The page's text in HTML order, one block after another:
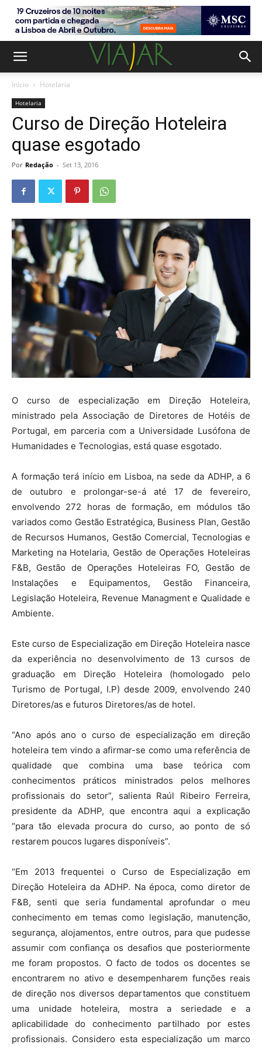
Início Hotelaria
Hotelaria
Curso de Direção Hoteleira
quase esgotado
Por Redação - Set 13, 2016
O curso de especialização em Direção Hoteleira,
ministrado pela Associação de Diretores de Hotéis de
Portugal, em parceria com a Universidade Lusófona de
Humanidades e Tecnologias, está quase esgotado.
A formação terá início em Lisboa, na sede da ADHP, a 6
de outubro e prolongar-se-á até 17 de fevereiro,
envolvendo 272 horas de formação, em módulos tão
variados como Gestão Estratégica, Business Plan, Gestão
de Recursos Humanos, Gestão Comercial, Tecnologias e
Marketing na Hotelaria, Gestão de Operações Hoteleiras
F&B, Gestão de Operações Hoteleiras FO, Gestão de
Instalações e Equipamentos, Gestão Financeira,
Legislação Hoteleira, Revenue Managment e Qualidade e
Ambiente.
Este curso de Especialização em Direção Hoteleira nasce
da experiência no desenvolvimento de 13 cursos de
graduação em Direção Hoteleira (homologado pelo
Turismo de Portugal, I.P) desde 2009, envolvendo 240
Diretores/as e futuros Diretores/as de hotel.
“Ano após ano o curso de especialização em direção
hoteleira tem vindo a afirmar-se como uma referência de
qualidade que combina uma base teórica com
conhecimentos práticos ministrados pelos melhores
profissionais do setor”, salienta Raúl Ribeiro Ferreira,
presidente da ADHP, que encontra aqui a explicação
“para tão elevada procura do curso, ao ponto de só
restarem poucos lugares disponíveis”.
“Em 2013 frequentei o Curso de Especialização em
Direção Hoteleira da ADHP. Na época, como diretor de
F&B, senti que seria fundamental aprofundar o meu
conhecimento em temas como legislação, manutenção,
segurança, alojamentos, entre outros, para que pudesse
assumir com confiança os desafios que posteriormente
me foram propostos. O facto de todos os docentes se
encontrarem no ativo e desempenharem funções reais
de direção nos diversos departamentos que constituem
uma unidade hoteleira, mostra a seriedade e a
aplicabilidade do conhecimento partilhado por estes
profissionais. Considero esta especialização um marco